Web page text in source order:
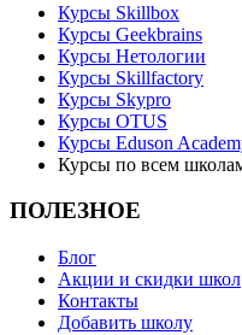
Курсы Skillbox
Курсы Geekbrains
Курсы Нетологии
Курсы Skillfactory
Курсы Skypro
Курсы OTUS
Курсы Eduson
Курсы по всем
ПОЛЕЗНОЕ
Блог
Акции и скидки школ
Контакты
Добавить школу